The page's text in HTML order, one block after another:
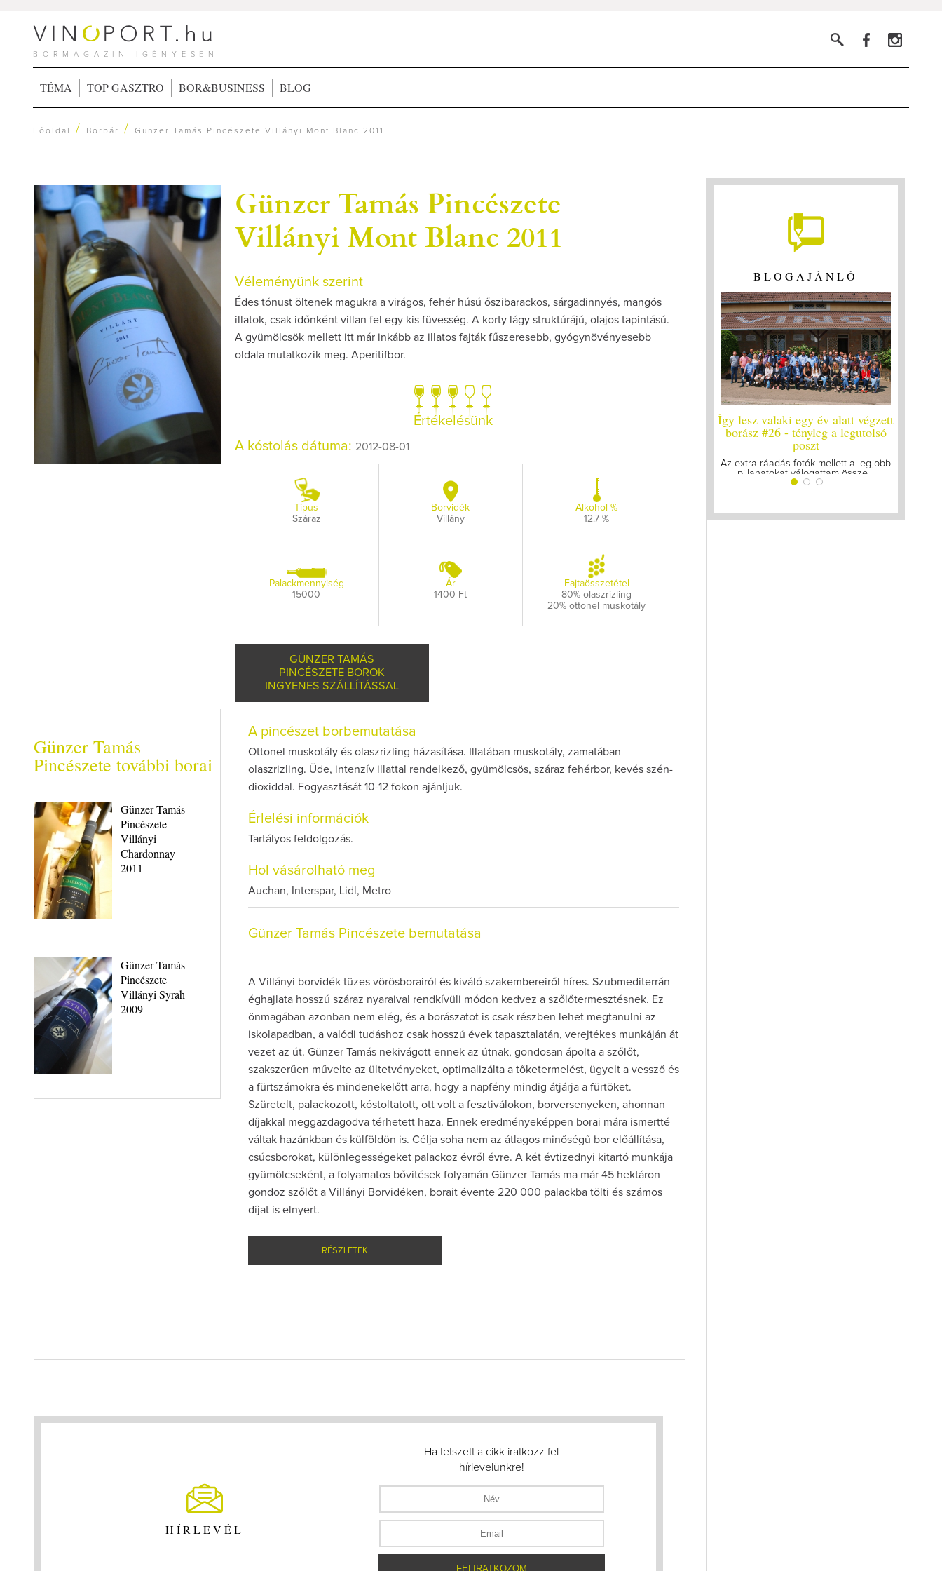
BORMAGAZIN IGÉNYESEN
TÉMA TOP GASZTRO BOR&BUSINESS BLOG
Főoldal / Borbár /Günzer Tamás Pincészete Villányi Mont Blanc 2011
Günzer Tamás Pincészete
Villányi Mont Blanc 2011
Véleményünk szerint
Édes tónust öltenek magukra a virágos, fehér húsú őszibarackos, sárgadinnyés, mangós
illatok, csak időnként villan fel egy kis füvesség. A korty lágy struktúrájú, olajos tapintású.
A gyümölcsök mellett itt már inkább az illatos fajták fűszeresebb, gyógynövényesebb
oldala mutatkozik meg. Aperitifbor.
Értékelésünk
A kóstolás dátuma: 2012-08-01
Típus
Száraz
Borvidék
Villány
Alkohol %
12.7 %
Palackmennyiség
15000
Ár
1400 Ft
Fajtaösszetétel
80% olaszrizling
20% ottonel muskotály
GÜNZER TAMÁS
PINCÉSZETE BOROK
INGYENES SZÁLLÍTÁSSAL
Günzer Tamás
Pincészete további borai
Günzer Tamás
Pincészete
Villányi
Chardonnay
2011
Günzer Tamás
Pincészete
Villányi Syrah
2009
A pincészet borbemutatása
Ottonel muskotály és olaszrizling házasítása. Illatában muskotály, zamatában
olaszrizling. Üde, intenzív illattal rendelkező, gyümölcsös, száraz fehérbor, kevés szén-
dioxiddal. Fogyasztását 10-12 fokon ajánljuk.
Érlelési információk
Tartályos feldolgozás.
Hol vásárolható meg
Auchan, Interspar, Lidl, Metro
Günzer Tamás Pincészete bemutatása
A Villányi borvidék tüzes vörösborairól és kiváló szakembereiről híres. Szubmediterrán
éghajlata hosszú száraz nyaraival rendkívüli módon kedvez a szőlőtermesztésnek. Ez
önmagában azonban nem elég, és a borászatot is csak részben lehet megtanulni az
iskolapadban, a valódi tudáshoz csak hosszú évek tapasztalatán, verejtékes munkáján át
vezet az út. Günzer Tamás nekivágott ennek az útnak, gondosan ápolta a szőlőt,
szakszerűen művelte az ültetvényeket, optimalizálta a tőketermelést, ügyelt a vessző és
a fürtszámokra és mindenekelőtt arra, hogy a napfény mindig átjárja a fürtöket.
Szüretelt, palackozott, kóstoltatott, ott volt a fesztiválokon, borversenyeken, ahonnan
díjakkal meggazdagodva térhetett haza. Ennek eredményeképpen borai mára ismertté
váltak hazánkban és külföldön is. Célja soha nem az átlagos minőségű bor előállítása,
csúcsborokat, különlegességeket palackoz évről évre. A két évtizednyi kitartó munkája
gyümölcseként, a folyamatos bővítések folyamán Günzer Tamás ma már 45 hektáron
gondoz szőlőt a Villányi Borvidéken, borait évente 220 000 palackba tölti és számos
díjat is elnyert.
RÉSZLETEK
HÍRLEVÉL
Ha tetszett a cikk iratkozz fel
hírlevelünkre!
BLOGAJÁNLÓ
Így lesz valaki egy év alatt végzett
borász #26 - tényleg a legutolsó
Az extra ráadás fotók mellett a legjobb
pillanatokat válogattam össze...
Így lesz valaki
lázasan